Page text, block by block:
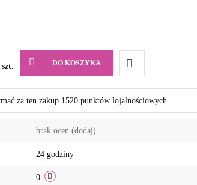
szt. DO KOSZYKA
Do
przechowalni
za ten zakup 1520 punktów lojalnościowych.
brak ocen (dodaj)
24 godziny
0